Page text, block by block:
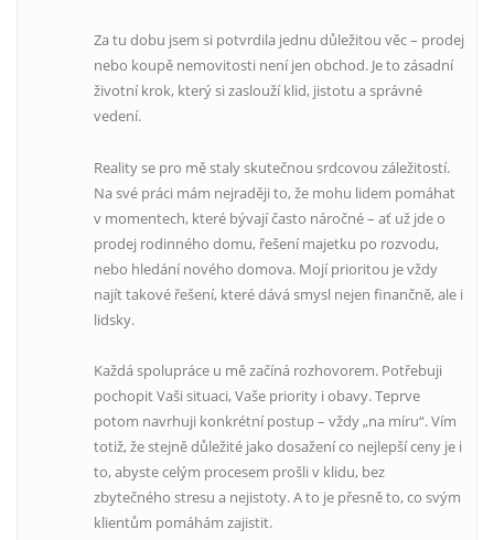
Za tu dobu jsem si potvrdila jednu důležitou věc – prodej
nebo koupě nemovitosti není jen obchod. Je to zásadní
životní krok, který si zaslouží klid, jistotu a správné
vedení.
Reality se pro mě staly skutečnou srdcovou záležitostí.
Na své práci mám nejraději to, že mohu lidem pomáhat
v momentech, které bývají často náročné – ať už jde o
prodej rodinného domu, řešení majetku po rozvodu,
nebo hledání nového domova. Mojí prioritou je vždy
najít takové řešení, které dává smysl nejen finančně, ale i
lidsky.
Každá spolupráce u mě začíná rozhovorem. Potřebuji
pochopit Vaši situaci, Vaše priority i obavy. Teprve
potom navrhuji konkrétní postup – vždy „na míru“. Vím
totiž, že stejně důležité jako dosažení co nejlepší ceny je i
to, abyste celým procesem prošli v klidu, bez
zbytečného stresu a nejistoty. A to je přesně to, co svým
klientům pomáhám zajistit.